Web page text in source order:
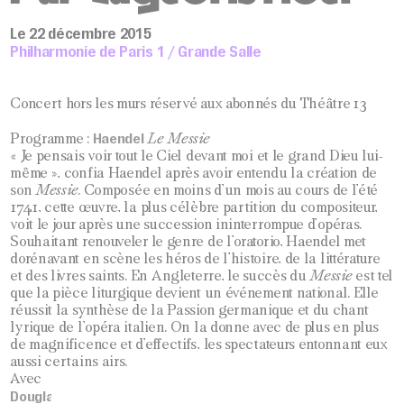
Le 22 décembre 2015
Philharmonie de Paris 1 / Grande Salle
Concert hors les murs réservé aux abonnés du Théâtre 13
Programme : Haendel Le Messie
« Je pensais voir tout le Ciel devant moi et le grand Dieu lui-
même », confia Haendel après avoir entendu la création de
son Messie. Composée en moins d’un mois au cours de l’été
1741, cette œuvre, la plus célèbre partition du compositeur,
voit le jour après une succession ininterrompue d’opéras.
Souhaitant renouveler le genre de l’oratorio, Haendel met
dorénavant en scène les héros de l’histoire, de la littérature
et des livres saints. En Angleterre, le succès duMessieest tel
que la pièce liturgique devient un événement national. Elle
réussit la synthèse de la Passion germanique et du chant
lyrique de l’opéra italien. On la donne avec de plus en plus
de magnificence et d’effectifs, les spectateurs entonnant eux
aussi certains airs.
Avec
Douglas Boyd